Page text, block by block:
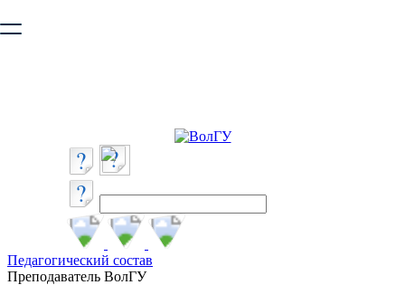
безопасную работу с сайтом. Пожалуйста
Педагогический состав
Преподаватель ВолГУ